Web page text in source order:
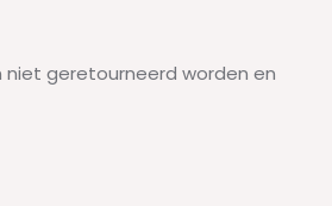
niet geretourneerd worden en